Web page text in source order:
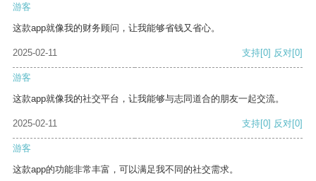
游客
这款app就像我的财务顾问，让我能够省钱又省心。
2025-02-11 支持[0] 反对[0]
游客
这款app就像我的社交平台，让我能够与志同道合的朋友一起交流。
2025-02-11 支持[0] 反对[0]
游客
这款app的功能非常丰富，可以满足我不同的社交需求。